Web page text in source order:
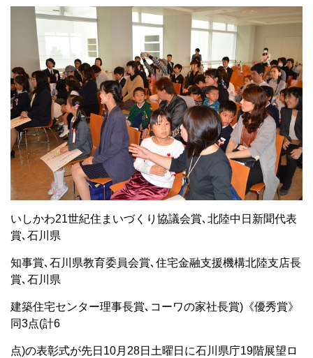
いしかわ21世紀住まいづくり協議会賞､北陸中日新聞代表
賞､石川県
知事賞､石川県教育委員会賞､住宅金融支援機構北陸支店長
賞､石川県
建築住宅センター理事長賞､コーワの家社長賞)《優秀賞》
同3点(計6
点)の表彰式が先日10月28日土曜日に石川県庁19階展望ロ